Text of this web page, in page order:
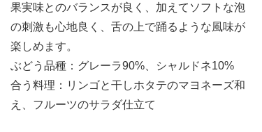
果実味とのバランスが良く、加えてソフトな泡
の刺激も心地良く、舌の上で踊るような風味が
楽しめます。
ぶどう品種：グレーラ90%、シャルドネ10%
合う料理：リンゴと干しホタテのマヨネーズ和
え、フルーツのサラダ仕立て